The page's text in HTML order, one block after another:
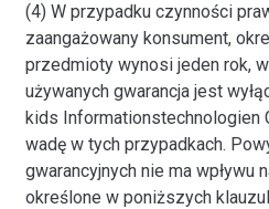
(4) W przypadku czynności
zaangażowany konsument,
przedmioty wynosi jeden rok,
używanych gwarancja jest
kids Informationstechnologien
wadę w tych przypadkach.
gwarancyjnych nie ma wpływu
określone w poniższych